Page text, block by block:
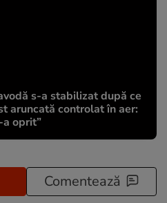
s-a stabilizat după ce
aruncată controlat în aer:
a oprit”
Comentează